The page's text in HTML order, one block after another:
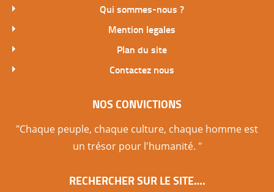
Qui sommes-nous ?
Mention legales
Plan du site
Contactez nous
NOS CONVICTIONS
"Chaque peuple, chaque culture, chaque homme est
un trésor pour l'humanité. "
RECHERCHER SUR LE SITE….